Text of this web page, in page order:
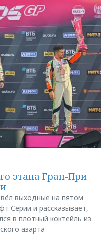
этапа Гран-При
выходные на пятом
Серии и рассказывает,
в плотный коктейль из
азарта